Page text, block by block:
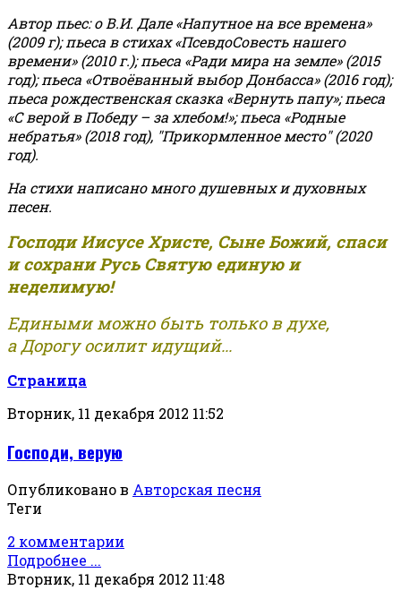
Автор пьес: о В.И. Дале «Напутное на все времена»
(2009 г); пьеса в стихах «ПсевдоСовесть нашего
времени» (2010 г.); пьеса «Ради мира на земле» (2015
год); пьеса «Отвоёванный выбор Донбасса» (2016 год);
пьеса рождественская сказка «Вернуть папу»; пьеса
«С верой в Победу – за хлебом!»;пьеса «Родные
небратья» (2018 год), "Прикормленное место" (2020
год).
На стихи написано много душевных и духовных
песен.
Господи Иисусе Христе, Сыне Божий, спаси
и сохрани Русь Святую единую и
неделимую!
Едиными можно быть только в духе,
а Дорогу осилит идущий...
Страница
Вторник, 11 декабря 2012 11:52
Господи, верую
Опубликовано в Авторская песня
Теги
2 комментарии
Подробнее ...
Вторник, 11 декабря 2012 11:48